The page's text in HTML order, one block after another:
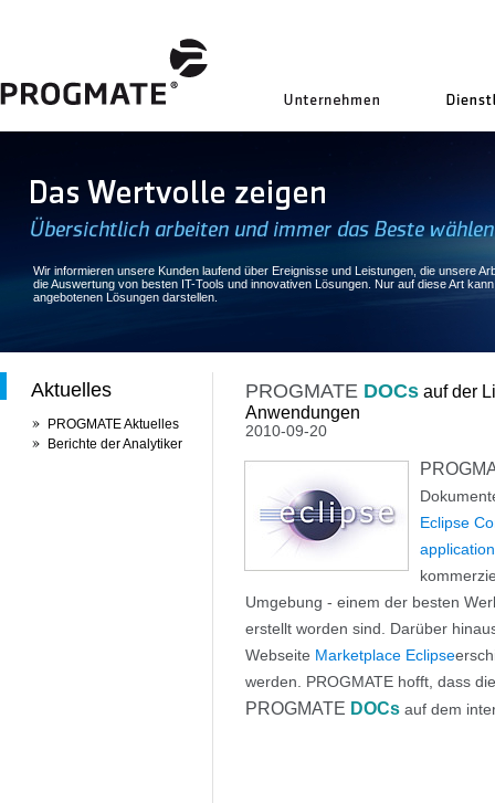
Wir informieren unsere Kunden laufend über Ereignisse und Leistungen, die unsere
die Auswertung von besten IT-Tools und innovativen Lösungen. Nur auf diese Art
angebotenen Lösungen darstellen.
Aktuelles
PROGMATE Aktuelles
Berichte der Analytiker
PROGMATE DOCs auf der
Anwendungen
2010-09-20
Eclipse
Umgebung - einem der besten
erstellt worden sind. Darüber
Webseite Marketplace Eclipse
werden. PROGMATE hofft, dass
PROGMATE DOCs auf dem